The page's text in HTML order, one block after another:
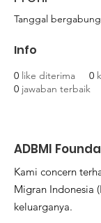
Tanggal
Info
0 like diterima 0
0 jawaban terbaik
ADBMI
Kami concern
Migran Indonesia
keluarganya.